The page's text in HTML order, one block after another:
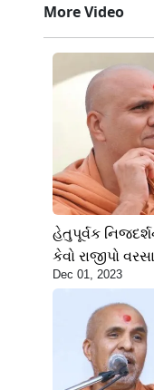
More Video
હેતુપૂર્વક
કેવો રાજીપો
Dec 01, 2023